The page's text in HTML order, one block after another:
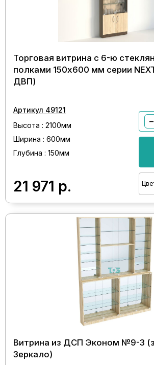
Торговая витрина с 6-ю
полками 150x600 мм серии
ДВП)
Артикул 49121
Высота : 2100мм
Ширина : 600мм
Глубина : 150мм
21 971 р.
−
Витрина из ДСП Эконом №9-3
Зеркало)